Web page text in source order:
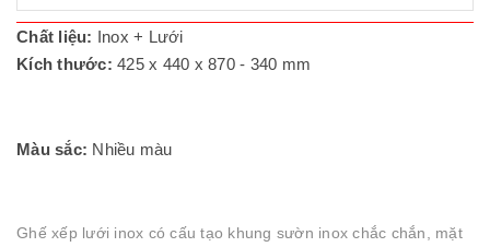
Chất liệu: Inox + Lưới
Kích thước: 425 x 440 x 870 - 340 mm
Màu sắc: Nhiều màu
Ghế xếp lưới inox có cấu tạo khung sườn inox chắc chắn, mặt